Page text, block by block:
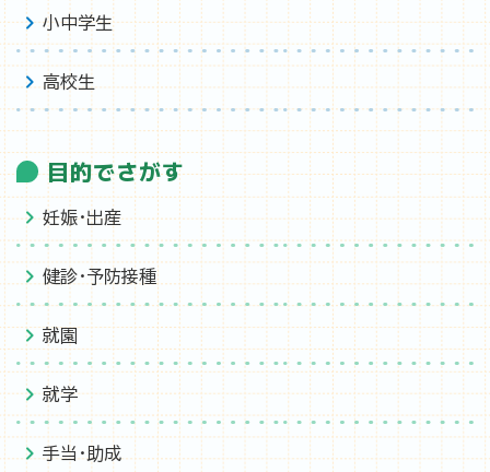
小中学生
高校生
目的でさがす
妊娠・出産
健診・予防接種
就園
就学
手当・助成